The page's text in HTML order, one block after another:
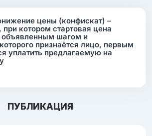
цены (конфискат) –
котором стартовая цена
объявленным шагом и
признаётся лицо, первым
уплатить предлагаемую на
ПУБЛИКАЦИЯ